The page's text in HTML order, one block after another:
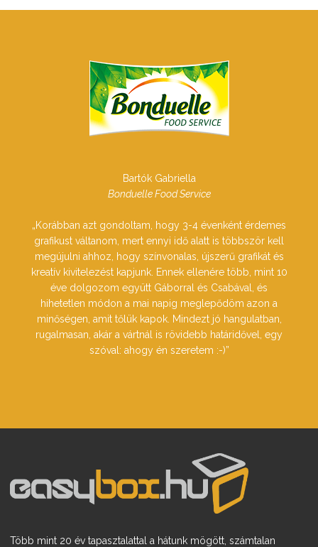
Bartók Gabriella
Bonduelle Food Service
„Korábban azt gondoltam, hogy 3-4 évenként érdemes
grafikust váltanom, mert ennyi idő alatt is többször kell
megújulni ahhoz, hogy színvonalas, újszerű grafikát és
kreatív kivitelezést kapjunk. Ennek ellenére több, mint 10
éve dolgozom együtt Gáborral és Csabával, és
hihetetlen módon a mai napig meglepődöm azon a
minőségen, amit tőlük kapok. Mindezt jó hangulatban,
rugalmasan, akár a vártnál is rövidebb határidővel, egy
szóval: ahogy én szeretem :-)”
Több mint 20 év tapasztalattal a hátunk mögött, számtalan